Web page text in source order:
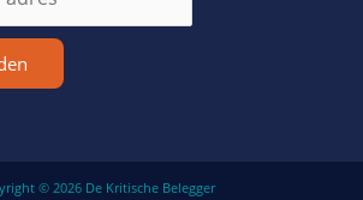
© 2026 De Kritische Belegger